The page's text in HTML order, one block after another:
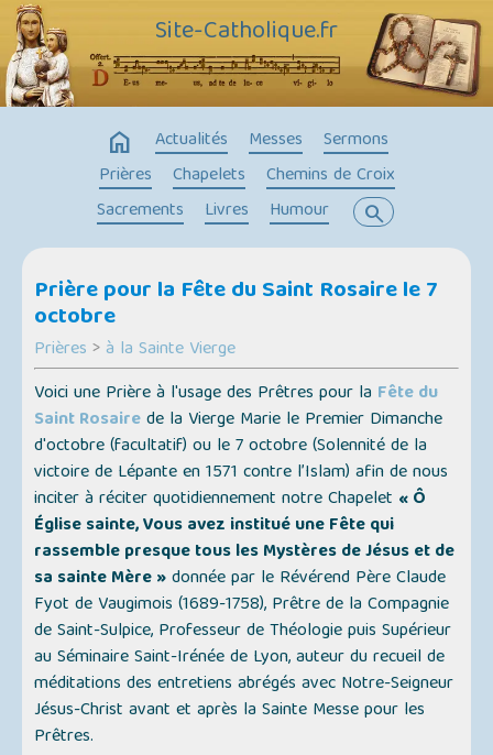
Site-Catholique.fr
home Actualités Messes
Sermons
Prières
Chapelets
Chemins de Croix
Sacrements
Livres Humour search
Prière pour la Fête du Saint Rosaire le 7
octobre
Prières > à la Sainte Vierge
Voici une Prière à l'usage des Prêtres pour la Fête du
Saint Rosairede la Vierge Marie le Premier Dimanche
d'octobre (facultatif) ou le 7 octobre (Solennité de la
victoire de Lépante en 1571 contre l’Islam) afin de nous
inciter à réciter quotidiennement notre Chapelet « Ô
Église sainte, Vous avez institué une Fête qui
rassemble presque tous les Mystères de Jésus et de
sa sainte Mère »donnée par le Révérend Père Claude
Fyot de Vaugimois (1689-1758), Prêtre de la Compagnie
de Saint-Sulpice, Professeur de Théologie puis Supérieur
au Séminaire Saint-Irénée de Lyon, auteur du recueil de
méditations des entretiens abrégés avec Notre-Seigneur
Jésus-Christ avant et après la Sainte Messe pour les
Prêtres.